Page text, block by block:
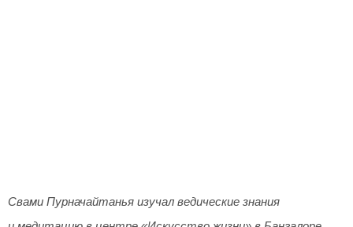
Свами Пурначайтанья изучал ведические знания